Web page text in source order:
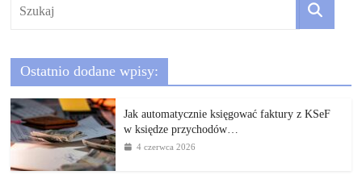
Ostatnio dodane wpisy:
Jak automatycznie księgować faktury z KSeF
w księdze przychodów…
4 czerwca 2026